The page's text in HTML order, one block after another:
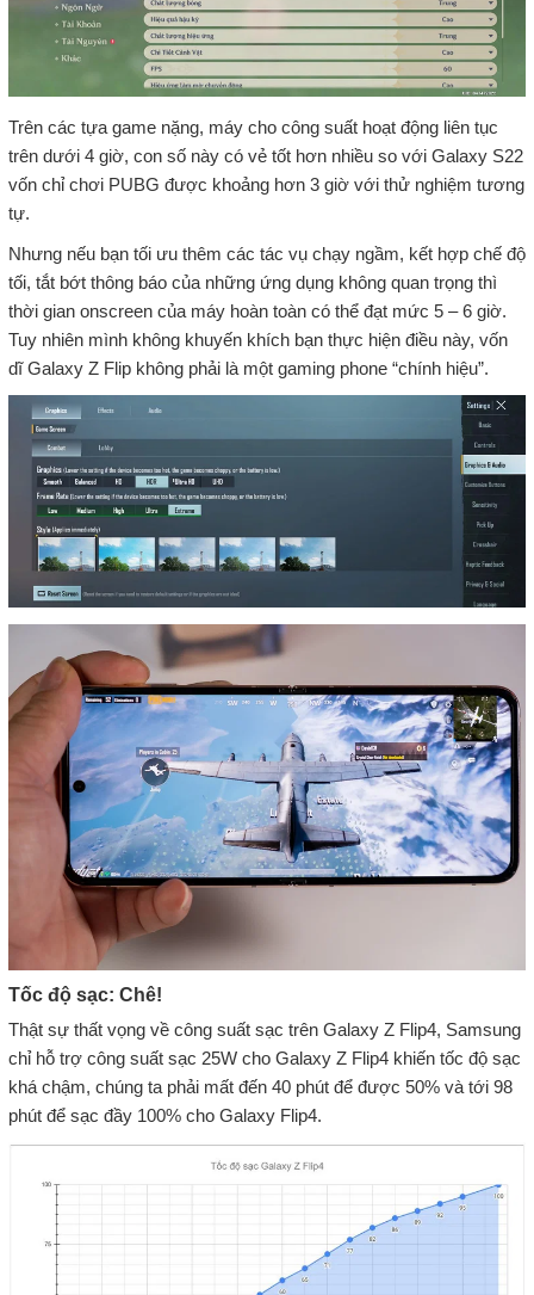
Trên các tựa game nặng, máy cho công suất hoạt động liên tục
trên dưới 4 giờ, con số này có vẻ tốt hơn nhiều so với Galaxy S22
vốn chỉ chơi PUBG được khoảng hơn 3 giờ với thử nghiệm tương
tự.
Nhưng nếu bạn tối ưu thêm các tác vụ chạy ngầm, kết hợp chế độ
tối, tắt bớt thông báo của những ứng dụng không quan trọng thì
thời gian onscreen của máy hoàn toàn có thể đạt mức 5 – 6 giờ.
Tuy nhiên mình không khuyến khích bạn thực hiện điều này, vốn
dĩ Galaxy Z Flip không phải là một gaming phone “chính hiệu”.
Tốc độ sạc: Chê!
Thật sự thất vọng về công suất sạc trên Galaxy Z Flip4, Samsung
chỉ hỗ trợ công suất sạc 25W cho Galaxy Z Flip4 khiến tốc độ sạc
khá chậm, chúng ta phải mất đến 40 phút để được 50% và tới 98
phút để sạc đầy 100% cho Galaxy Flip4.